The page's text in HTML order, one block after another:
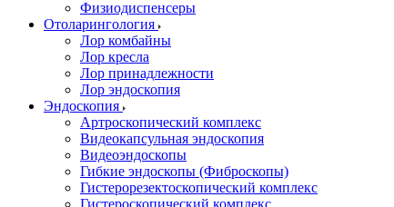
Физиодиспенсеры
Отоларингология
Лор комбайны
Лор кресла
Лор принадлежности
Лор эндоскопия
Эндоскопия
Артроскопический комплекс
Видеокапсульная эндоскопия
Видеоэндоскопы
Гибкие эндоскопы (Фиброcкопы)
Гистерорезектоскопический комплекс
Гистероскопический комплекс